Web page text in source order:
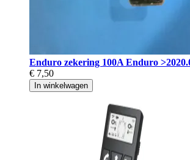
Enduro zekering 100A Enduro
€ 7,50
In winkelwagen